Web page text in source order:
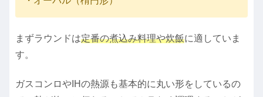
まずラウンドは定番の煮込み料理や炊飯に適していま
す。
ガスコンロやIHの熱源も基本的に丸い形をしているの